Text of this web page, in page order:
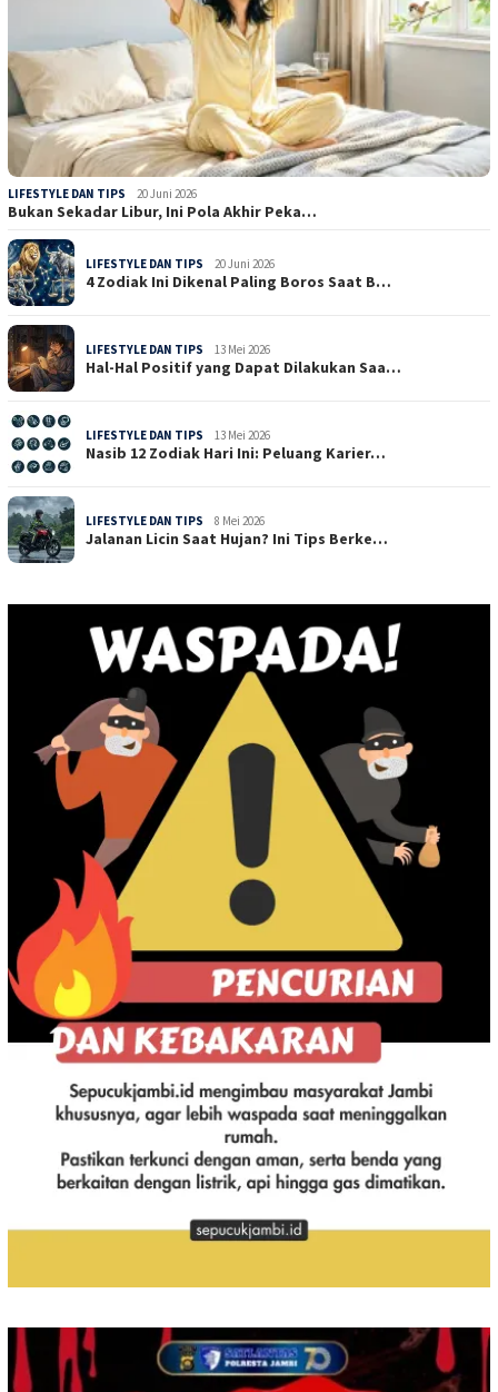
LIFESTYLE DAN TIPS 20 Juni 2026
Bukan Sekadar Libur, Ini Pola Akhir Peka…
LIFESTYLE DAN TIPS 20 Juni 2026
4 Zodiak Ini Dikenal Paling Boros Saat B…
LIFESTYLE DAN TIPS 13 Mei 2026
Hal-Hal Positif yang Dapat Dilakukan Saa…
LIFESTYLE DAN TIPS 13 Mei 2026
Nasib 12 Zodiak Hari Ini: Peluang Karier…
LIFESTYLE DAN TIPS 8 Mei 2026
Jalanan Licin Saat Hujan? Ini Tips Berke…